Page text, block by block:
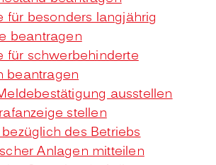
für besonders langjährig
beantragen
für schwerbehinderte
beantragen
ausstellen
stellen
des Betriebs
Anlagen mitteilen